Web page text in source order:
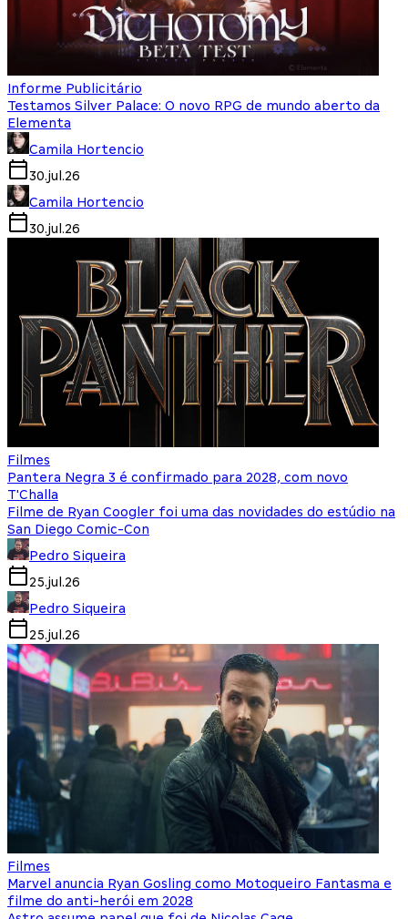
Informe Publicitário
Testamos Silver Palace: O novo RPG de mundo aberto da
Elementa
Camila Hortencio
30.jul.26
Camila Hortencio
30.jul.26
Filmes
Pantera Negra 3 é confirmado para 2028, com novo
T'Challa
Filme de Ryan Coogler foi uma das novidades do estúdio na
San Diego Comic-Con
Pedro Siqueira
25.jul.26
Pedro Siqueira
25.jul.26
Filmes
Marvel anuncia Ryan Gosling como Motoqueiro Fantasma e
filme do anti-herói em 2028